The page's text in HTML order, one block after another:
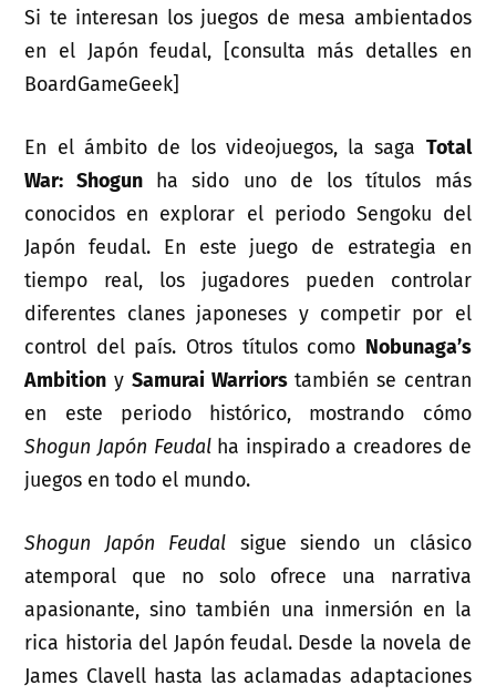
Si te interesan los juegos de mesa ambientados
en el Japón feudal, [consulta más detalles en
BoardGameGeek]
En el ámbito de los videojuegos, la saga Total
War: Shogunha sido uno de los títulos más
conocidos en explorar el periodo Sengoku del
Japón feudal. En este juego de estrategia en
tiempo real, los jugadores pueden controlar
diferentes clanes japoneses y competir por el
control del país. Otros títulos como Nobunaga’s
Ambition y Samurai Warriorstambién se centran
en este periodo histórico, mostrando cómo
Shogun Japón Feudalha inspirado a creadores de
juegos en todo el mundo.
Shogun Japón Feudal sigue siendo un clásico
atemporal que no solo ofrece una narrativa
apasionante, sino también una inmersión en la
rica historia del Japón feudal. Desde la novela de
James Clavell hasta las aclamadas adaptaciones